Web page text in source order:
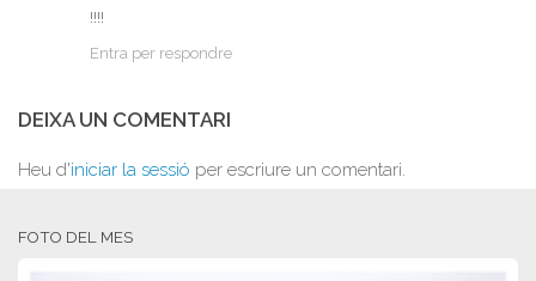
!!!!
Entra per respondre
DEIXA UN COMENTARI
Heu d'iniciar la sessió per escriure un comentari.
FOTO DEL MES